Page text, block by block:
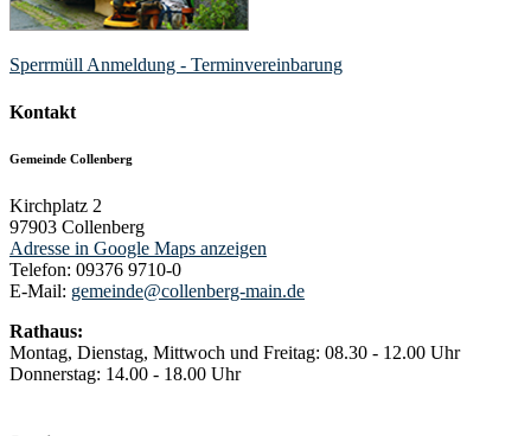
Sperrmüll Anmeldung - Terminvereinbarung
Kontakt
Gemeinde Collenberg
Kirchplatz 2
97903 Collenberg
Adresse in Google Maps anzeigen
Telefon: 09376 9710-0
E-Mail: gemeinde@collenberg-main.de
Rathaus:
Montag, Dienstag, Mittwoch und Freitag: 08.30 - 12.00 Uhr
Donnerstag: 14.00 - 18.00 Uhr